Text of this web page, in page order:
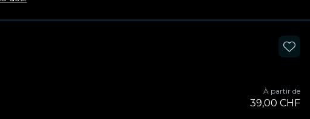
À partir de
39,00 CHF